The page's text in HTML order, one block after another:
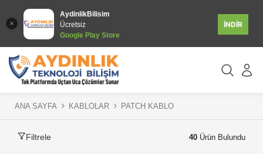
AydinlikBilisim
Ücretsiz
Google Play Store
İNDİR
ANA SAYFA KABLOLAR PATCH KABLO
Filtrele 40 Ürün Bulundu